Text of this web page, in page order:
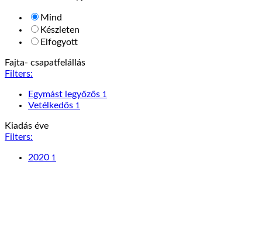
Mind
Készleten
Elfogyott
Fajta- csapatfelállás
Filters:
Egymást legyőzős 1
Vetélkedős 1
Kiadás éve
Filters:
2020 1